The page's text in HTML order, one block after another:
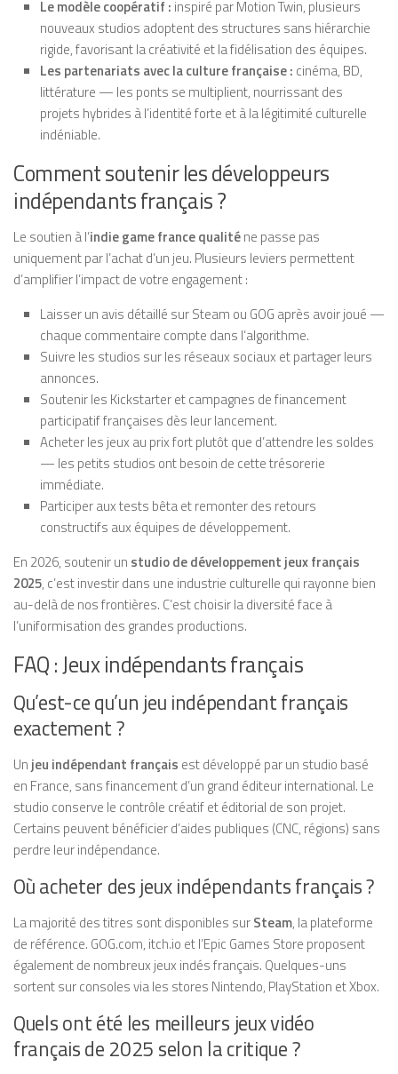
Le modèle coopératif : inspiré par Motion Twin, plusieurs
nouveaux studios adoptent des structures sans hiérarchie
rigide, favorisant la créativité et la fidélisation des équipes.
Les partenariats avec la culture française : cinéma, BD,
littérature — les ponts se multiplient, nourrissant des
projets hybrides à l’identité forte et à la légitimité culturelle
indéniable.
Comment soutenir les développeurs
indépendants français ?
Le soutien à l’indie game france qualiténe passe pas
uniquement par l’achat d’un jeu. Plusieurs leviers permettent
d’amplifier l’impact de votre engagement :
Laisser un avis détaillé sur Steam ou GOG après avoir joué —
chaque commentaire compte dans l’algorithme.
Suivre les studios sur les réseaux sociaux et partager leurs
annonces.
Soutenir les Kickstarter et campagnes de financement
participatif françaises dès leur lancement.
Acheter les jeux au prix fort plutôt que d’attendre les soldes
— les petits studios ont besoin de cette trésorerie
immédiate.
Participer aux tests bêta et remonter des retours
constructifs aux équipes de développement.
En 2026, soutenir un studio de développement jeux français
2025, c’est investir dans une industrie culturelle qui rayonne bien
au-delà de nos frontières. C’est choisir la diversité face à
l’uniformisation des grandes productions.
FAQ : Jeux indépendants français
Qu’est-ce qu’un jeu indépendant français
exactement ?
Un jeu indépendant français est développé par un studio basé
en France, sans financement d’un grand éditeur international. Le
studio conserve le contrôle créatif et éditorial de son projet.
Certains peuvent bénéficier d’aides publiques (CNC, régions) sans
perdre leur indépendance.
Où acheter des jeux indépendants français ?
La majorité des titres sont disponibles surSteam, la plateforme
de référence. GOG.com, itch.io et l’Epic Games Store proposent
également de nombreux jeux indés français. Quelques-uns
sortent sur consoles via les stores Nintendo, PlayStation et Xbox.
Quels ont été les meilleurs jeux vidéo
français de 2025 selon la critique ?